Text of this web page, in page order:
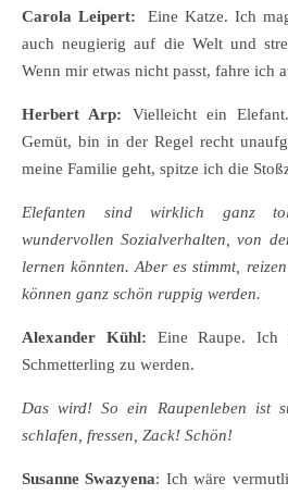
Carola Leipert:Eine Katze. Ich
auch neugierig auf die Welt und
Wenn mir etwas nicht passt, fahre ich
Herbert Arp: Vielleicht ein
Gemüt, bin in der Regel recht
meine Familie geht, spitze ich die
Elefanten sind wirklich ganz
wundervollen Sozialverhalten, von
lernen könnten. Aber es stimmt,
können ganz schön ruppig werden.
Alexander Kühl: Eine Raupe.
Schmetterling zu werden.
Das wird! So ein Raupenleben ist
schlafen, fressen, Zack! Schön!
Susanne Swazyena: Ich wäre